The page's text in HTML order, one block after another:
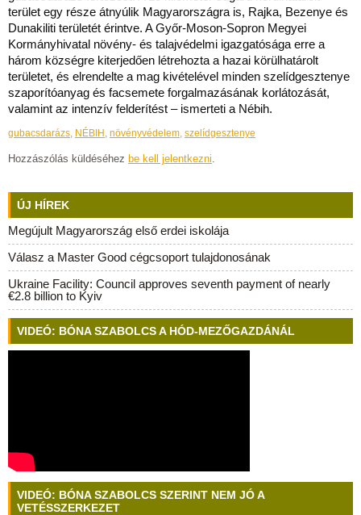
terület egy része átnyúlik Magyarországra is, Rajka, Bezenye és
Dunakiliti területét érintve. A Győr-Moson-Sopron Megyei
Kormányhivatal növény- és talajvédelmi igazgatósága erre a
három községre kiterjedően létrehozta a hazai körülhatárolt
területet, és elrendelte a mag kivételével minden szelídgesztenye
szaporítóanyag és facsemete forgalmazásának korlátozását,
valamint az intenzív felderítést – ismerteti a Nébih.
gubacsdarázs, NÉBIH , növényvédelem, szelídgesztenye
Hozzászólás küldéséhez be kell jelentkezni.
ÚJ HÍREK
Megújult Magyarország első erdei iskolája
Válasz a Master Good cégcsoport tulajdonosának
Ukraine Facility: Council approves seventh payment of nearly
€2.8 billion to Kyiv
VIDEÓ: BÓNA SZABOLCS A HÓD-MEZŐGAZDÁNÁL
VIDEÓ: BÓNA SZABOLCS SZERINT NEM JÓ A
VETÉSSZERKEZET